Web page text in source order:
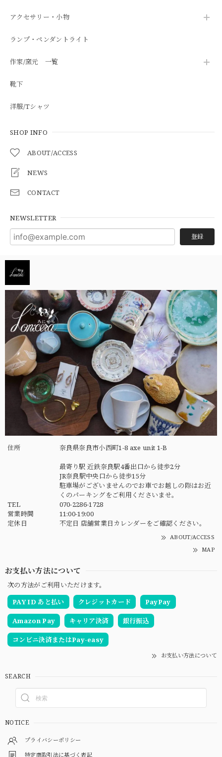
アクセサリー・小物
ランプ・ペンダントライト
作家/窯元 一覧
靴下
洋服/Tシャツ
SHOP INFO
ABOUT/ACCESS
NEWS
CONTACT
NEWSLETTER
登録
住所 奈良県奈良市小西町1-8 axe unit 1-B
最寄り駅 近鉄奈良駅4番出口から徒歩2分
JR奈良駅中央口から徒歩15分
駐車場がございませんのでお車でお越しの際はお近
くのパーキングをご利用くださいませ。
TEL
070-2286-1728
営業時間
11:00-19:00
定休日
不定日 店舗営業日カレンダーをご確認ください。
ABOUT/ACCESS
MAP
お支払い方法について
次の方法がご利用いただけます。
PAY ID あと払い
クレジットカード PayPay
Amazon Pay キャリア決済 銀行振込
コンビニ決済またはPay-easy
お支払い方法について
SEARCH
NOTICE
プライバシーポリシー
特定商取引法に基づく表記